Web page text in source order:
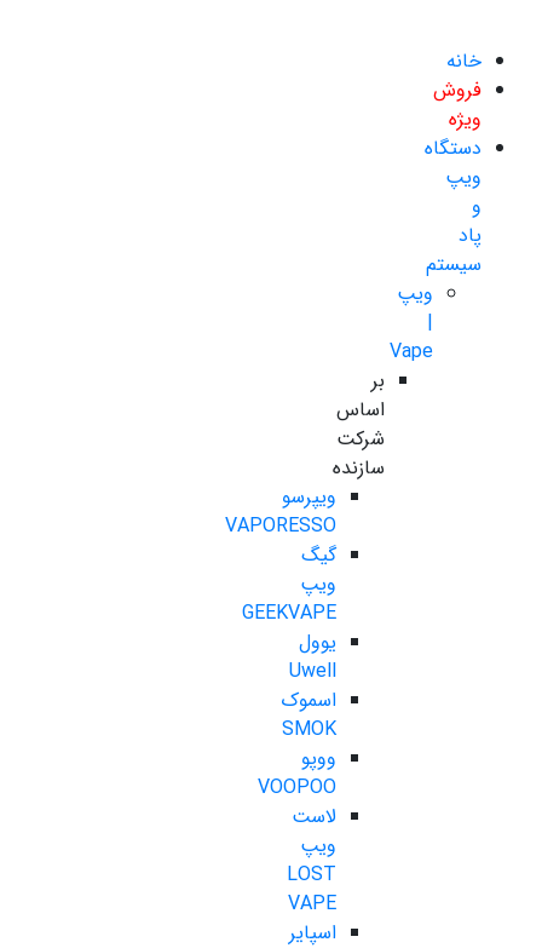
خانه
فروش
ویژه
دستگاه
ویپ
و
پاد
سیستم
ویپ
|
Vape
بر
اساس
شرکت
سازنده
ویپرسو
VAPORESSO
گیگ
ویپ
GEEKVAPE
یوول
Uwell
اسموک
SMOK
ووپو
VOOPOO
لاست
ویپ
LOST
VAPE
اسپایر